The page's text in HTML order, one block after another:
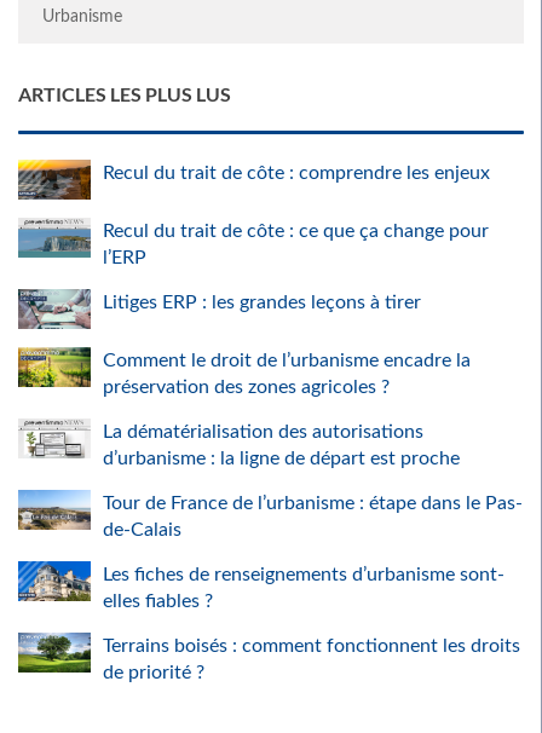
Urbanisme
ARTICLES LES PLUS LUS
Recul du trait de côte : comprendre les enjeux
Recul du trait de côte : ce que ça change pour
l’ERP
Litiges ERP : les grandes leçons à tirer
Comment le droit de l’urbanisme encadre la
préservation des zones agricoles ?
La dématérialisation des autorisations
d’urbanisme : la ligne de départ est proche
Tour de France de l’urbanisme : étape dans le Pas-
de-Calais
Les fiches de renseignements d’urbanisme sont-
elles fiables ?
Terrains boisés : comment fonctionnent les droits
de priorité ?